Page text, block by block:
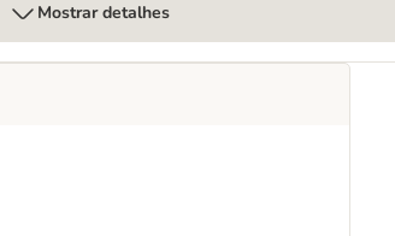
Mostrar detalhes